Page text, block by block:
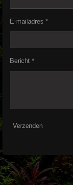
E-mailadres *
Bericht *
Verzenden